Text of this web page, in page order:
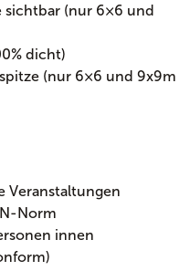
sichtbar (nur 6×6 und
dicht)
(nur 6×6 und 9x9m
Veranstaltungen
Norm
innen